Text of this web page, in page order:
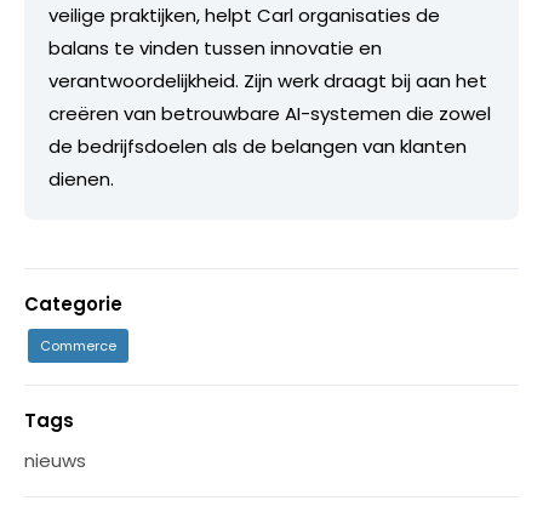
veilige praktijken, helpt Carl organisaties de
balans te vinden tussen innovatie en
verantwoordelijkheid. Zijn werk draagt bij aan het
creëren van betrouwbare AI-systemen die zowel
de bedrijfsdoelen als de belangen van klanten
dienen.
Categorie
Commerce
Tags
nieuws